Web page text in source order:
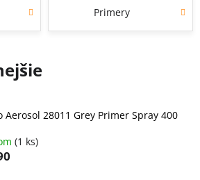
Primery
Aerosol 28011 Grey Primer Spray 400
(1 ks)